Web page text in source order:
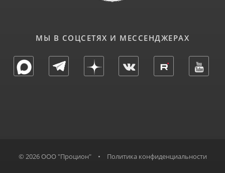
МЫ В СОЦСЕТЯХ И МЕССЕНДЖЕРАХ
© 2026 ООО "Процион" • Политика конфиденциальности